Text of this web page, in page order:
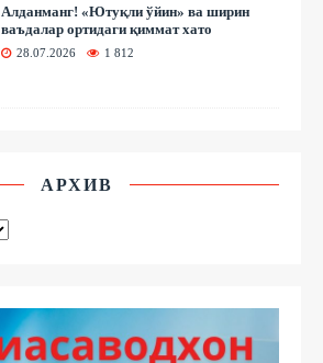
Алданманг! «Ютуқли ўйин» ва ширин
ваъдалар ортидаги қиммат хато
28.07.2026 1 812
АРХИВ